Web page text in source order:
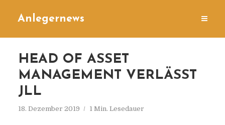
Anlegernews
HEAD OF ASSET
MANAGEMENT VERLÄSST
JLL
18. Dezember 2019 1 Min. Lesedauer